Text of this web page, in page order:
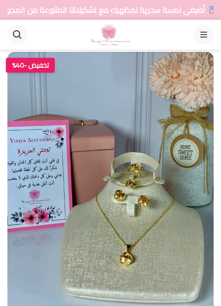
لمسة سحرية لمظهرك مع تشكيلاتنا المتنوعة من المجوهرات
القائمة
تخفيض -40%